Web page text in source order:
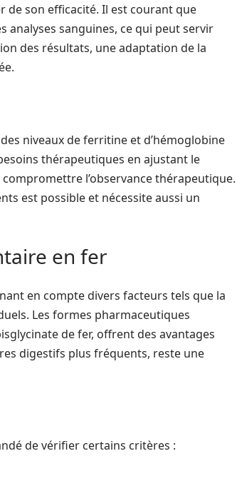
de son efficacité. Il est courant que
analyses sanguines, ce qui peut servir
des résultats, une adaptation de la
niveaux de ferritine et d’hémoglobine
thérapeutiques en ajustant le
l’observance thérapeutique.
est possible et nécessite aussi un
en fer
en compte divers facteurs tels que la
Les formes pharmaceutiques
de fer, offrent des avantages
digestifs plus fréquents, reste une
de vérifier certains critères :